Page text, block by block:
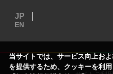
JP
EN
当サイトでは、サービス向上お
を提供するため、クッキーを利用